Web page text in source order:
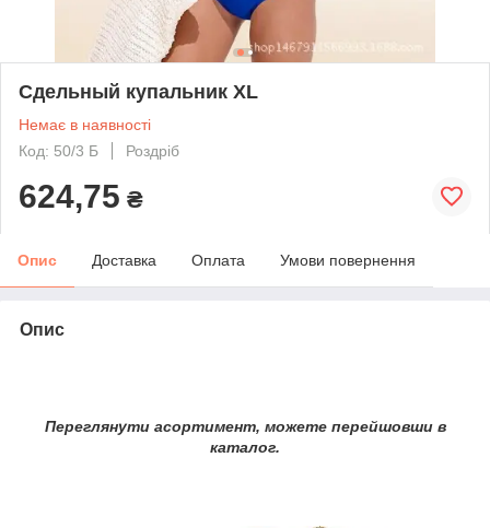
Сдельный купальник XL
Немає в наявності
Код: 50/3 Б
Роздріб
624,75 ₴
Опис Доставка Оплата Умови повернення
Опис
Переглянути асортимент, можете перейшовши в
каталог.